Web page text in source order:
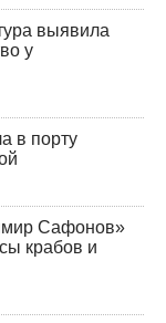
выявила
у
в порту
Сафонов»
крабов и